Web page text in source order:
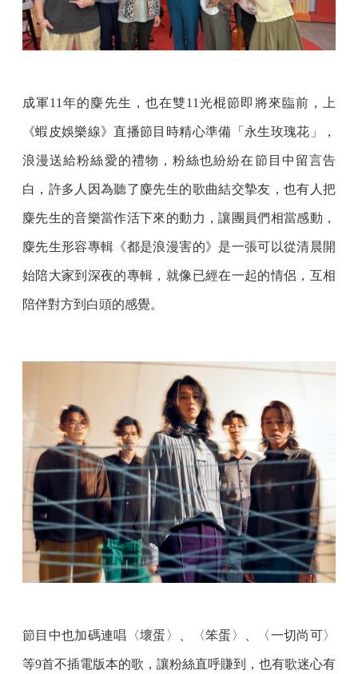
成軍11年的麋先生，也在雙11光棍節即將來臨前，上
《蝦皮娛樂線》直播節目時精心準備「永生玫瑰花」，
浪漫送給粉絲愛的禮物，粉絲也紛紛在節目中留言告
白，許多人因為聽了麋先生的歌曲結交摯友，也有人把
麋先生的音樂當作活下來的動力，讓團員們相當感動，
麋先生形容專輯《都是浪漫害的》是一張可以從清晨開
始陪大家到深夜的專輯，就像已經在一起的情侶，互相
陪伴對方到白頭的感覺。
節目中也加碼連唱〈壞蛋〉、〈笨蛋〉、〈一切尚可〉
等9首不插電版本的歌，讓粉絲直呼賺到，也有歌迷心有